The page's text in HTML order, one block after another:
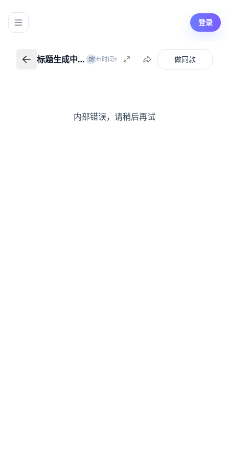
登录
标题生成中…
返回我的知识
标题生成中… 知 知识创作者
|发布时间未知 做同款
内部错误，请稍后再试